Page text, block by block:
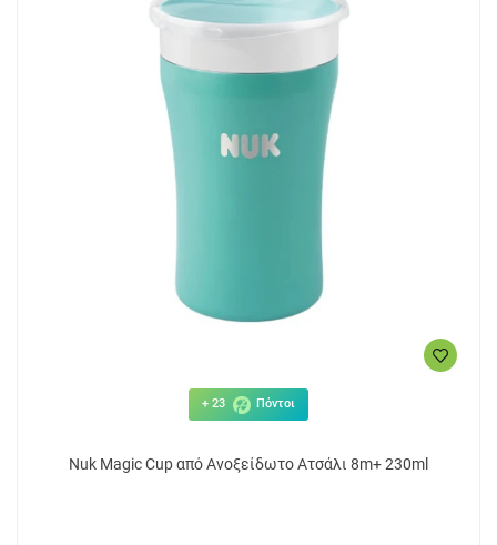
+ 23 Πόντοι
Nuk Magic Cup από Ανοξείδωτο Ατσάλι 8m+ 230ml